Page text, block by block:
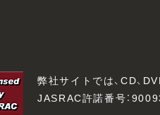
弊社サイトでは、CD、
JASRAC許諾番号：